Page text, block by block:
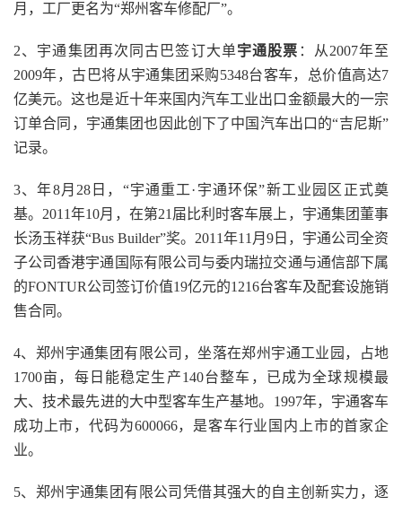
月，工厂更名为“郑州客车修配厂”。
2、宇通集团再次同古巴签订大单宇通股票 ：从2007年至
2009年，古巴将从宇通集团采购5348台客车，总价值高达7
亿美元。这也是近十年来国内汽车工业出口金额最大的一宗
订单合同，宇通集团也因此创下了中国汽车出口的“吉尼斯”
记录。
3、年8月28日，“宇通重工·宇通环保”新工业园区正式奠
基。2011年10月，在第21届比利时客车展上，宇通集团董事
长汤玉祥获“Bus Builder”奖。2011年11月9日，宇通公司全资
子公司香港宇通国际有限公司与委内瑞拉交通与通信部下属
的FONTUR公司签订价值19亿元的1216台客车及配套设施销
售合同。
4、郑州宇通集团有限公司，坐落在郑州宇通工业园，占地
1700亩，每日能稳定生产140台整车，已成为全球规模最
大、技术最先进的大中型客车生产基地。1997年，宇通客车
成功上市，代码为600066，是客车行业国内上市的首家企
业。
5、郑州宇通集团有限公司凭借其强大的自主创新实力，逐